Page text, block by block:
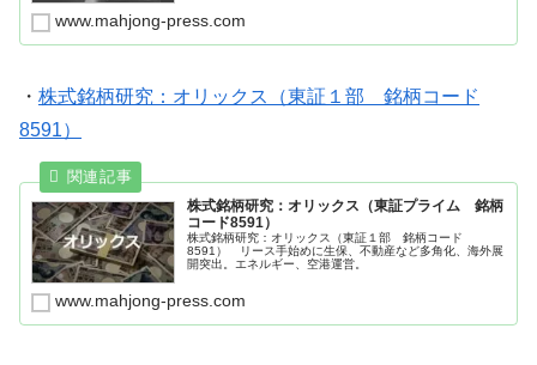
www.mahjong-press.com
・ 株式銘柄研究：オリックス（東証１部 銘柄コード
8591）
株式銘柄研究：オリックス（東証プライム 銘柄
コード8591）
株式銘柄研究：オリックス（東証１部 銘柄コード
8591） リース手始めに生保、不動産など多角化、海外展
開突出。エネルギー、空港運営。
www.mahjong-press.com